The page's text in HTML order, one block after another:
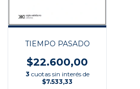
TIEMPO PASADO
$22.600,00
3 cuotas sin interés de
$7.533,33